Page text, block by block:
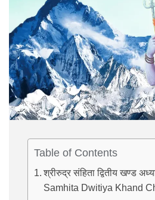
Table of Contents
श्रीरुद्र संहिता द्वितीय खण्ड
Samhita Dwitiya Khand